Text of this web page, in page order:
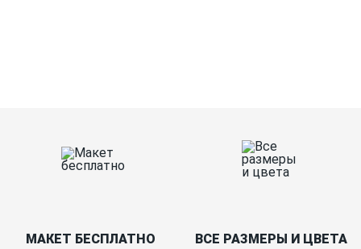
МАКЕТ БЕСПЛАТНО ВСЕ РАЗМЕРЫ И ЦВЕТА